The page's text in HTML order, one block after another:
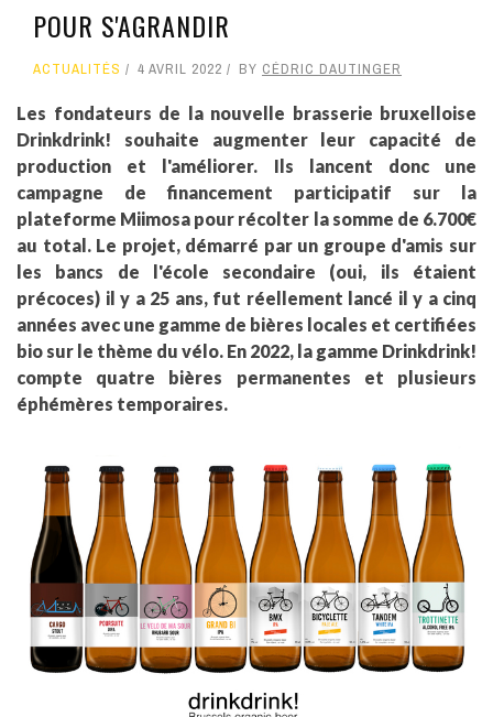
POUR S'AGRANDIR
ACTUALITÉS 4 AVRIL 2022 BY CÉDRIC DAUTINGER
Les fondateurs de la nouvelle brasserie bruxelloise
Drinkdrink! souhaite augmenter leur capacité de
production et l'améliorer. Ils lancent donc une
campagne de financement participatif sur la
plateforme Miimosa pour récolter la somme de 6.700€
au total. Le projet, démarré par un groupe d'amis sur
les bancs de l'école secondaire (oui, ils étaient
précoces) il y a 25 ans, fut réellement lancé il y a cinq
années avec une gamme de bières locales et certifiées
bio sur le thème du vélo. En 2022, la gamme Drinkdrink!
compte quatre bières permanentes et plusieurs
éphémères temporaires.